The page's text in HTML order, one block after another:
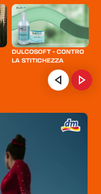
DULCOSOFT - CONTRO
LA STITICHEZZA